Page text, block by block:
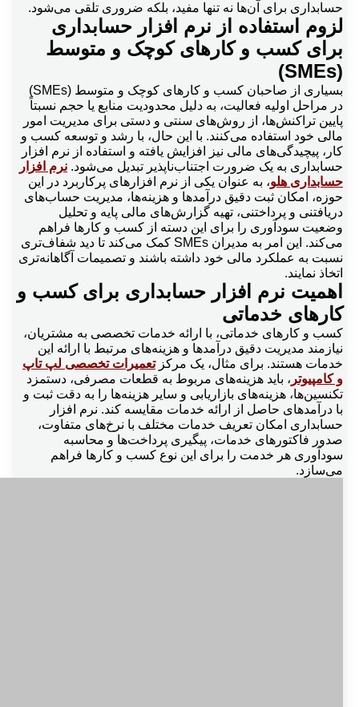
حسابداری برای آن‌ها نه تنها مفید، بلکه ضروری تلقی می‌شود.
لزوم استفاده از نرم افزار حسابداری
برای کسب و کارهای کوچک و متوسط
(SMEs)
بسیاری از صاحبان کسب و کارهای کوچک و متوسط (SMEs)
در مراحل اولیه فعالیت، به دلیل محدودیت منابع یا حجم نسبتاً
پایین تراکنش‌ها، از روش‌های سنتی و دستی برای مدیریت امور
مالی خود استفاده می‌کنند. با این حال، با رشد و توسعه کسب و
کار، پیچیدگی‌های مالی نیز افزایش یافته و استفاده از نرم افزار
حسابداری به یک ضرورت اجتناب‌ناپذیر تبدیل می‌شود. نرم افزار
حسابداری هلو، به عنوان یکی از نرم افزارهای پرکاربرد در این
حوزه، امکان ثبت دقیق درآمدها و هزینه‌ها، مدیریت حساب‌های
دریافتنی و پرداختنی، تهیه گزارش‌های مالی پایه و تحلیل
وضعیت سودآوری را برای این دسته از کسب و کارها فراهم
می‌کند. این امر به مدیران SMEs کمک می‌کند تا دید شفاف‌تری
نسبت به عملکرد مالی خود داشته باشند و تصمیمات آگاهانه‌تری
اتخاذ نمایند.
اهمیت نرم افزار حسابداری برای کسب و
کارهای خدماتی
کسب و کارهای خدماتی، با ارائه خدمات تخصصی به مشتریان،
نیازمند مدیریت دقیق درآمدها و هزینه‌های مرتبط با ارائه این
خدمات هستند. برای مثال، یک مرکزتعمیرات تخصصی لپ تاپ
و کامپیوتر ، باید هزینه‌های مربوط به قطعات مصرفی، دستمزد
تکنسین‌ها، هزینه‌های بازاریابی و سایر هزینه‌ها را به دقت ثبت و
با درآمدهای حاصل از ارائه خدمات مقایسه کند. نرم افزار
حسابداری امکان تعریف خدمات مختلف با نرخ‌های متفاوت،
صدور فاکتورهای خدمات، پیگیری پرداخت‌ها و محاسبه
سودآوری هر خدمت را برای این نوع کسب و کارها فراهم
می‌سازد.